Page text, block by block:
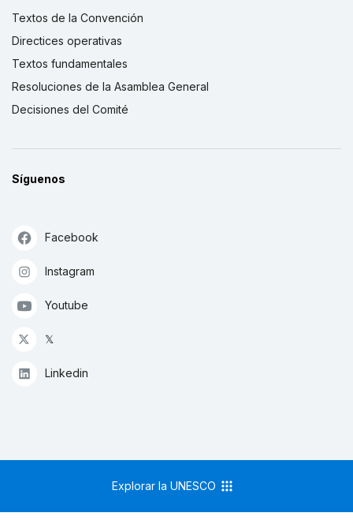
Textos de la Convención
Directices operativas
Textos fundamentales
Resoluciones de la Asamblea General
Decisiones del Comité
Síguenos
Facebook
Instagram
Youtube
𝕏
Linkedin
Explorar la UNESCO